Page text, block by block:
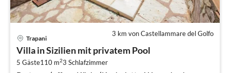
3 km von Castellammare del Golfo
Trapani
Villa in Sizilien mit privatem Pool
5 Gäste110 m23 Schlafzimmer